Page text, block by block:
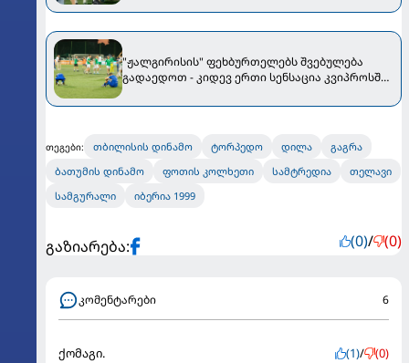
ავრცელებს
"ჟალგირისის" ფეხბურთელებს შვებულება
გადაედოთ - კიდევ ერთი სენსაცია კვიპროსში
თეგები: თბილისის დინამო ტორპედო დილა
გაგრა
ბათუმის დინამო
ფოთის კოლხეთი სამტრედია
თელავი
სამგურალი
იბერია 1999
გაზიარება: (0)/ (0)
კომენტარები 6
ქომაგი. (1)/ (0)